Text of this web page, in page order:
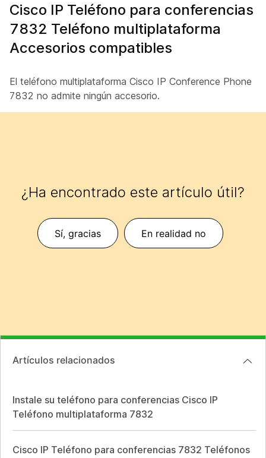
Cisco IP Teléfono para conferencias
7832 Teléfono multiplataforma
Accesorios compatibles
El teléfono multiplataforma Cisco IP Conference Phone
7832 no admite ningún accesorio.
¿Ha encontrado este artículo útil?
Sí, gracias En realidad no
Artículos relacionados
Instale su teléfono para conferencias Cisco IP
Teléfono multiplataforma 7832
Cisco IP Teléfono para conferencias 7832 Teléfonos